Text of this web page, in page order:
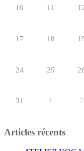
10 11
17 18
24 25
31 1 2
Articles récents